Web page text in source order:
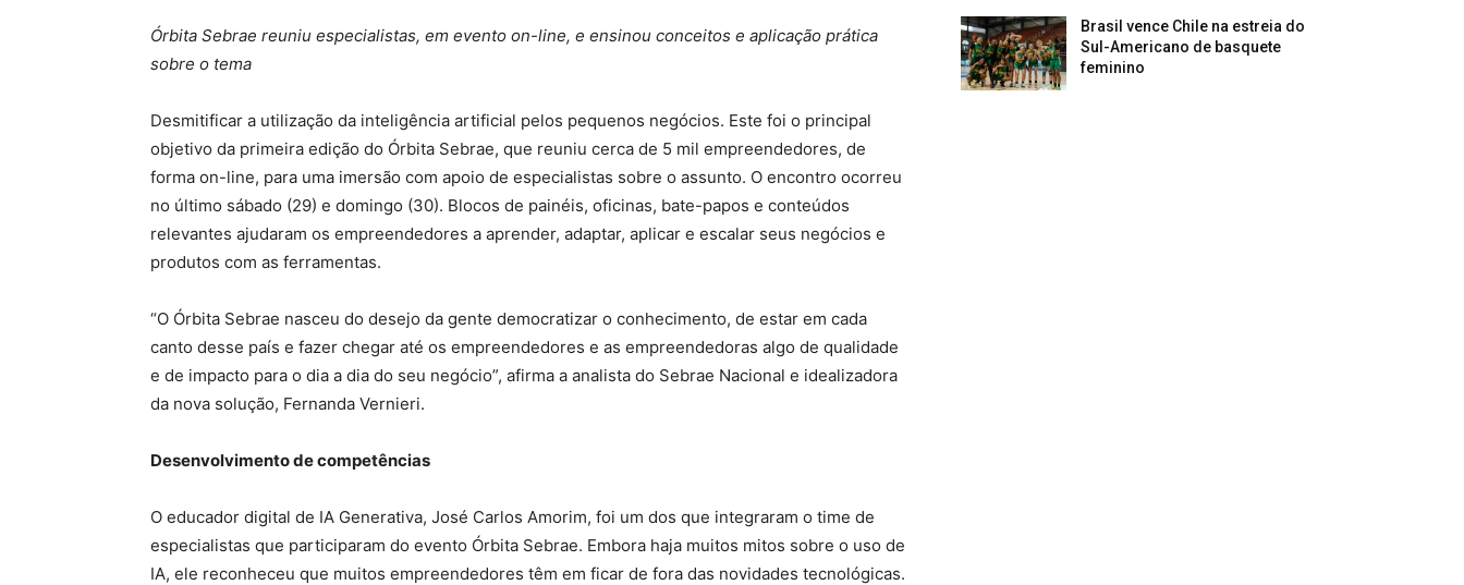
Órbita Sebrae reuniu especialistas, em evento on-line, e ensinou conceitos e aplicação prática
sobre o tema
Desmitificar a utilização da inteligência artificial pelos pequenos negócios. Este foi o principal
objetivo da primeira edição do Órbita Sebrae, que reuniu cerca de 5 mil empreendedores, de
forma on-line, para uma imersão com apoio de especialistas sobre o assunto. O encontro ocorreu
no último sábado (29) e domingo (30). Blocos de painéis, oficinas, bate-papos e conteúdos
relevantes ajudaram os empreendedores a aprender, adaptar, aplicar e escalar seus negócios e
produtos com as ferramentas.
“O Órbita Sebrae nasceu do desejo da gente democratizar o conhecimento, de estar em cada
canto desse país e fazer chegar até os empreendedores e as empreendedoras algo de qualidade
e de impacto para o dia a dia do seu negócio”, afirma a analista do Sebrae Nacional e idealizadora
da nova solução, Fernanda Vernieri.
Desenvolvimento de competências
O educador digital de IA Generativa, José Carlos Amorim, foi um dos que integraram o time de
especialistas que participaram do evento Órbita Sebrae. Embora haja muitos mitos sobre o uso de
IA, ele reconheceu que muitos empreendedores têm em ficar de fora das novidades tecnológicas.
Brasil vence Chile na estreia do
Sul-Americano de basquete
feminino